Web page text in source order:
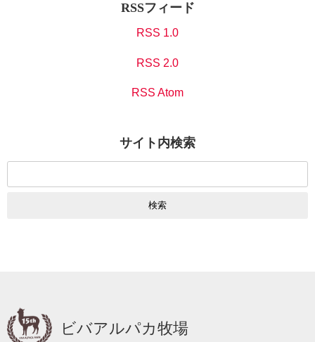
RSSフィード
RSS 1.0
RSS 2.0
RSS Atom
サイト内検索
ビバアルパカ牧場